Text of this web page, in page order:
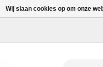
Wij slaan cookies op om onze